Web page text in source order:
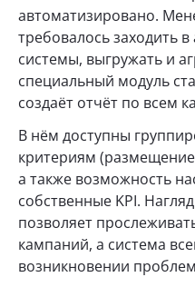
автоматизировано.
требовалось заходить
системы, выгружать и
специальный модуль
создаёт отчёт по всем
В нём доступны
критериям
а также возможность
собственные KPI.
позволяет
кампаний, а система
возникновении